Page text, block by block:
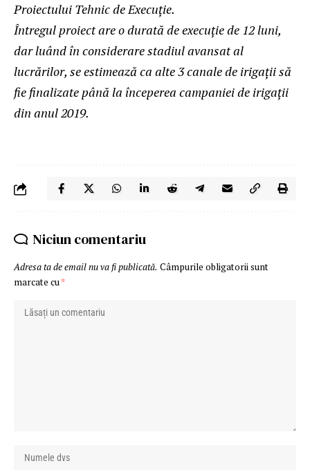
Proiectului Tehnic de Execuție.
Întregul proiect are o durată de execuție de 12 luni,
dar luând în considerare stadiul avansat al
lucrărilor, se estimează ca alte 3 canale de irigații să
fie finalizate până la începerea campaniei de irigații
din anul 2019.
Niciun comentariu
Adresa ta de email nu va fi publicată. Câmpurile obligatorii sunt
marcate cu*